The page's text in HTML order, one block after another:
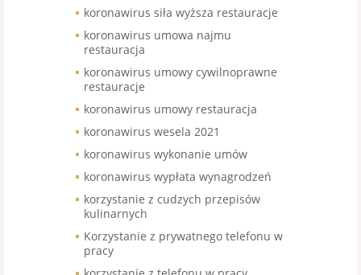
koronawirus siła wyższa restauracje
koronawirus umowa najmu
restauracja
koronawirus umowy cywilnoprawne
restauracje
koronawirus umowy restauracja
koronawirus wesela 2021
koronawirus wykonanie umów
koronawirus wypłata wynagrodzeń
korzystanie z cudzych przepisów
kulinarnych
Korzystanie z prywatnego telefonu w
pracy